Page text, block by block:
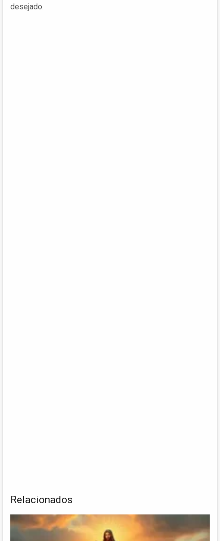
desejado.
Relacionados